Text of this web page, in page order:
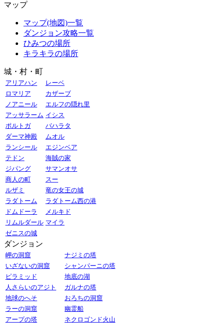
マップ
マップ(地図)一覧
ダンジョン攻略一覧
ひみつの場所
キラキラの場所
城・村・町
アリアハン
レーベ
ロマリア
カザーブ
ノアニール
エルフの隠れ里
アッサラーム イシス
ポルトガ
バハラタ
ダーマ神殿
ムオル
ランシール
エジンベア
テドン
海賊の家
ジパング
サマンオサ
商人の町
スー
ルザミ
竜の女王の城
ラダトーム
ラダトーム西の港
ドムドーラ
メルキド
リムルダール マイラ
ゼニスの城
ダンジョン
岬の洞窟
ナジミの塔
いざないの洞窟
シャンパーニの塔
ピラミッド
地底の湖
人さらいのアジト
ガルナの塔
地球のへそ
おろちの洞窟
ラーの洞窟
幽霊船
アープの塔
ネクロゴンド火山